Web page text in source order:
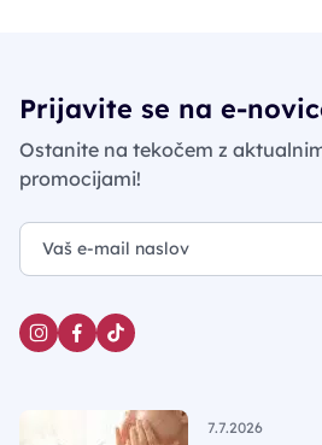
Prijavite se na e-
Ostanite na tekočem z
promocijami!
7.7.2026